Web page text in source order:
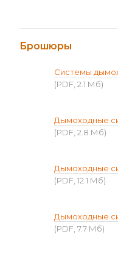
Брошюры
Системы
(PDF, 2.1 Мб)
Дымоходные
(PDF, 2.8 Мб)
Дымоходные
(PDF, 12.1 Мб)
Дымоходные
(PDF, 7.7 Мб)